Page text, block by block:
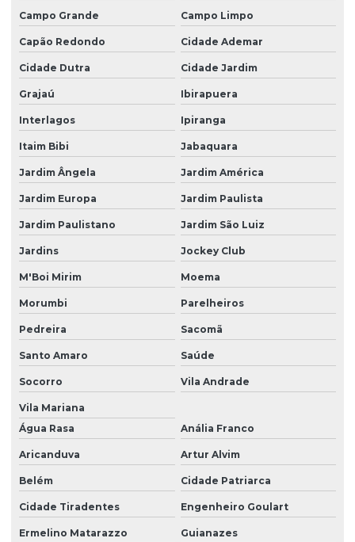
Licenciamento ambiental para industrias
Licenciamento ambiental rs
Licenciamento ambiental sc
Licenciamento mineração
Monitoramento ambiental industria
Monitoramento ambiental poço artesiano
Monitoramento e operação de eta ete
Monitoramento de poços
Monitoramento de poços artesianos
Monitoramentos ambientais
Operação de ete
Outorga licenciamento ambiental
Parcelamento de solo loteamento
Plano básico ambiental pba
Plano de controle ambiental
Plano de controle ambiental pca
Plano de controle de emissões atmosféricas
Plano de gerenciamento de resíduos
Campo Grande Campo Limpo
Capão Redondo Cidade Ademar
Cidade Dutra Cidade Jardim
Grajaú Ibirapuera
Interlagos Ipiranga
Itaim Bibi Jabaquara
Jardim Ângela Jardim América
Jardim Europa Jardim Paulista
Jardim Paulistano Jardim São Luiz
Jardins Jockey Club
M'Boi Mirim Moema
Morumbi Parelheiros
Pedreira Sacomã
Santo Amaro Saúde
Socorro Vila Andrade
Vila Mariana
Água Rasa
Anália Franco
Aricanduva Artur Alvim
Belém Cidade Patriarca
Cidade Tiradentes Engenheiro Goulart
Ermelino Matarazzo Guianazes